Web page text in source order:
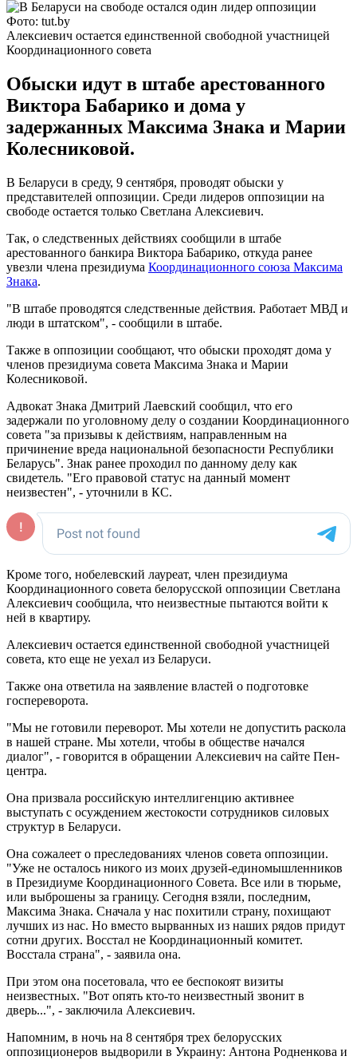
Фото: tut.by
Алексиевич остается единственной свободной участницей
Координационного совета
Обыски идут в штабе арестованного
Виктора Бабарико и дома у
задержанных Максима Знака и Марии
Колесниковой.
В Беларуси в среду, 9 сентября, проводят обыски у
представителей оппозиции. Среди лидеров оппозиции на
свободе остается только Светлана Алексиевич.
Так, о следственных действиях сообщили в штабе
арестованного банкира Виктора Бабарико, откуда ранее
увезли члена президиума Координационного союза Максима
Знака.
"В штабе проводятся следственные действия. Работает МВД и
люди в штатском", - сообщили в штабе.
Также в оппозиции сообщают, что обыски проходят дома у
членов президиума совета Максима Знака и Марии
Колесниковой.
Адвокат Знака Дмитрий Лаевский сообщил, что его
задержали по уголовному делу о создании Координационного
совета "за призывы к действиям, направленным на
причинение вреда национальной безопасности Республики
Беларусь". Знак ранее проходил по данному делу как
свидетель. "Его правовой статус на данный момент
неизвестен", - уточнили в КС.
Кроме того, нобелевский лауреат, член президиума
Координационного совета белорусской оппозиции Светлана
Алексиевич сообщила, что неизвестные пытаются войти к
ней в квартиру.
Алексиевич остается единственной свободной участницей
совета, кто еще не уехал из Беларуси.
Также она ответила на заявление властей о подготовке
госпереворота.
"Мы не готовили переворот. Мы хотели не допустить раскола
в нашей стране. Мы хотели, чтобы в обществе начался
диалог", - говорится в обращении Алексиевич на сайте Пен-
центра.
Она призвала российскую интеллигенцию активнее
выступать с осуждением жестокости сотрудников силовых
структур в Беларуси.
Она сожалеет о преследованиях членов совета оппозиции.
"Уже не осталось никого из моих друзей-единомышленников
в Президиуме Координационного Совета. Все или в тюрьме,
или выброшены за границу. Сегодня взяли, последним,
Максима Знака. Сначала у нас похитили страну, похищают
лучших из нас. Но вместо вырванных из наших рядов придут
сотни других. Восстал не Координационный комитет.
Восстала страна", - заявила она.
При этом она посетовала, что ее беспокоят визиты
неизвестных. "Вот опять кто-то неизвестный звонит в
дверь...", - заключила Алексиевич.
Напомним, в ночь на 8 сентября трех белорусских
оппозиционеров выдворили в Украину: Антона Родненкова и